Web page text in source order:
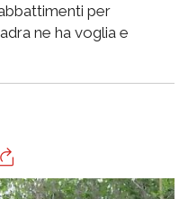
per
ne ha voglia e